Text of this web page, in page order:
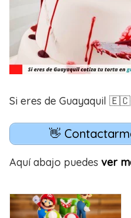
Si eres de Guayaquil 🇪🇨
👋
Aquí abajo puedes ver